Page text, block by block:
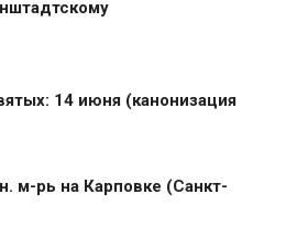
14 июня (канонизация
м-рь на Карповке (Санкт-